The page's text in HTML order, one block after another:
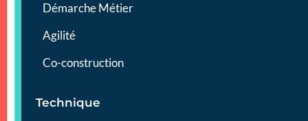
Démarche Métier
Agilité
Co-construction
Technique